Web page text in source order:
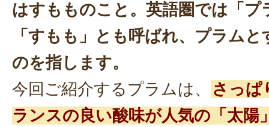
はすもものこと。英語圏では「プ
「すもも」とも呼ばれ、プラム
のを指します。
今回ご紹介するプラムは、
さっぱ
ランスの良い酸味が人気の「太陽